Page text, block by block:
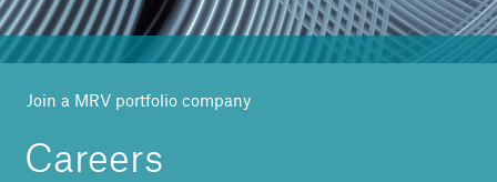
Team
News
Join a MRV portfolio company
Careers